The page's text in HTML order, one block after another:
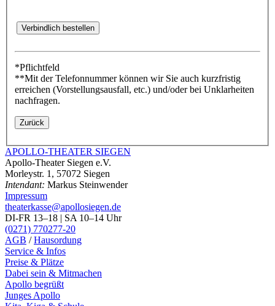
*Pflichtfeld
**Mit der Telefonnummer können wir Sie auch kurzfristig
erreichen (Vorstellungsausfall, etc.) und/oder bei Unklarheiten
nachfragen.
Zurück
APOLLO-THEATER SIEGEN
Apollo-Theater Siegen e.V.
Morleystr. 1, 57072 Siegen
Intendant: Markus Steinwender
Impressum
theaterkasse@apollosiegen.de
DI-FR 13–18 | SA 10–14 Uhr
(0271) 770277-20
AGB /Hausordung
Service & Infos
Preise & Plätze
Dabei sein & Mitmachen
Apollo begrüßt
Junges Apollo